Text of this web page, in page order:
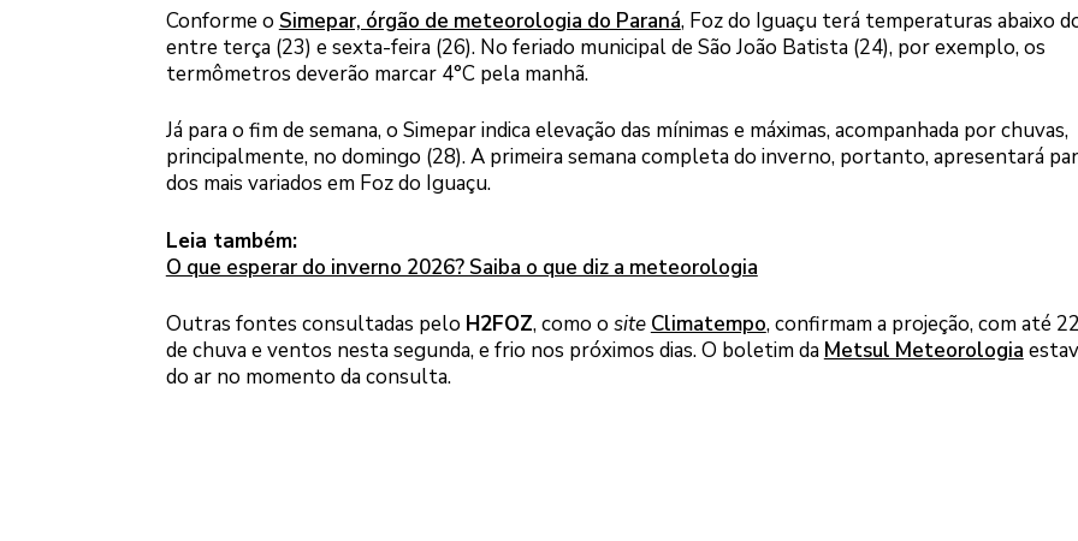
Conforme o Simepar, órgão de meteorologia do Paraná, Foz do Iguaçu terá temperaturas abaixo
entre terça (23) e sexta-feira (26). No feriado municipal de São João Batista (24), por exemplo, os
termômetros deverão marcar 4°C pela manhã.
Já para o fim de semana, o Simepar indica elevação das mínimas e máximas, acompanhada por chuvas,
principalmente, no domingo (28). A primeira semana completa do inverno, portanto, apresentará
dos mais variados em Foz do Iguaçu.
Leia também:
O que esperar do inverno 2026? Saiba o que diz a meteorologia
Outras fontes consultadas pelo H2FOZ, como o site Climatempo, confirmam a projeção, com até
de chuva e ventos nesta segunda, e frio nos próximos dias. O boletim da Metsul Meteorologia
do ar no momento da consulta.